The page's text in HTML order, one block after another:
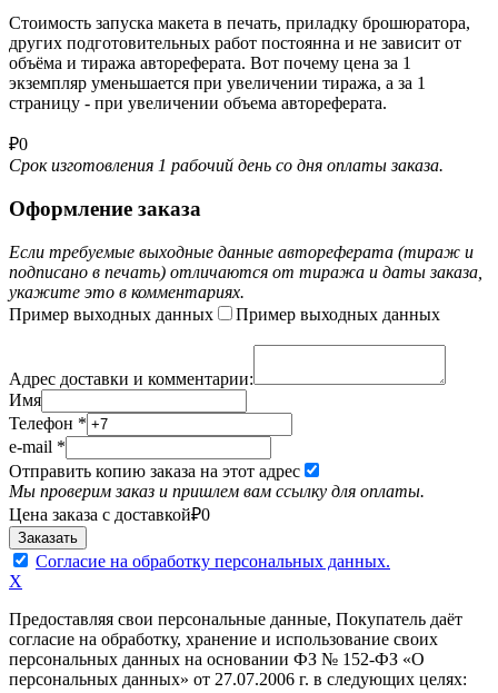
Стоимость запуска макета в печать, приладку брошюратора,
других подготовительных работ постоянна и не зависит от
объёма и тиража автореферата. Вот почему цена за 1
экземпляр уменьшается при увеличении тиража, а за 1
страницу - при увеличении объема автореферата.
₽0
Срок изготовления 1 рабочий день со дня оплаты заказа.
Оформление заказа
Если требуемые выходные данные автореферата (тираж и
подписано в печать) отличаются от тиража и даты заказа,
укажите это в комментариях.
Пример выходных данных
Пример выходных данных
Адрес доставки и комментарии:
Имя
Телефон *
e-mail *
Отправить копию заказа на этот адрес
Мы проверим заказ и пришлем вам ссылку для оплаты.
Цена заказа с доставкой₽0
Согласие на обработку персональных данных.
X
Предоставляя свои персональные данные, Покупатель даёт
согласие на обработку, хранение и использование своих
персональных данных на основании ФЗ № 152-ФЗ «О
персональных данных» от 27.07.2006 г. в следующих целях: